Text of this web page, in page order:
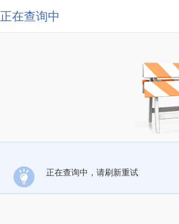
正在查询中
正在查询中，请刷新重试